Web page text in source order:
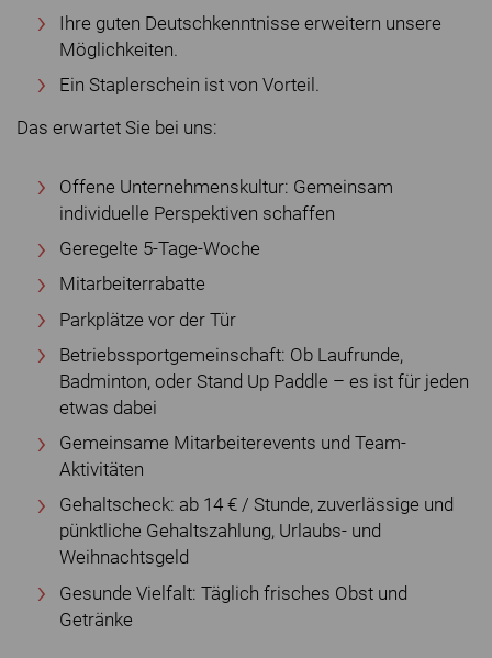
Ihre guten Deutschkenntnisse erweitern unsere
Möglichkeiten.
Ein Staplerschein ist von Vorteil.
Das erwartet Sie bei uns:
Offene Unternehmenskultur: Gemeinsam
individuelle Perspektiven schaffen
Geregelte 5-Tage-Woche
Mitarbeiterrabatte
Parkplätze vor der Tür
Betriebssportgemeinschaft: Ob Laufrunde,
Badminton, oder Stand Up Paddle – es ist für jeden
etwas dabei
Gemeinsame Mitarbeiterevents und Team-
Aktivitäten
Gehaltscheck: ab 14 € / Stunde, zuverlässige und
pünktliche Gehaltszahlung, Urlaubs- und
Weihnachtsgeld
Gesunde Vielfalt: Täglich frisches Obst und
Getränke